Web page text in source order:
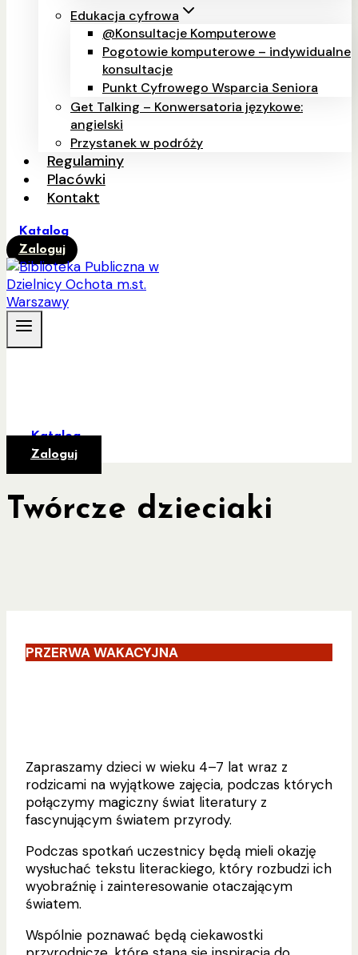
Edukacja cyfrowa
@Konsultacje Komputerowe
Pogotowie komputerowe – indywidualne
konsultacje
Punkt Cyfrowego Wsparcia Seniora
Get Talking – Konwersatoria językowe:
angielski
Przystanek w podróży
Regulaminy
Placówki
Kontakt
Katalog
Zaloguj
Katalog
Zaloguj
Twórcze dzieciaki
PRZERWA WAKACYJNA
Zapraszamy dzieci w wieku 4–7 lat wraz z
rodzicami na wyjątkowe zajęcia, podczas których
połączymy magiczny świat literatury z
fascynującym światem przyrody.
Podczas spotkań uczestnicy będą mieli okazję
wysłuchać tekstu literackiego, który rozbudzi ich
wyobraźnię i zainteresowanie otaczającym
światem.
Wspólnie poznawać będą ciekawostki